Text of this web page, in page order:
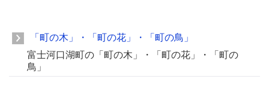
「町の木」・「町の花」・「町の鳥」
富士河口湖町の「町の木」・「町の花」・「町の
鳥」